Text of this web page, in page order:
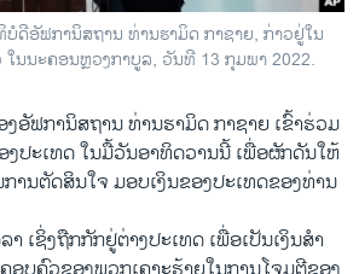
ດີອັຟການິສຖານ ທ່ານຮາມິດ ກາຊາຍ, ກ່າວຢູ່ໃນ
ໃນນະຄອນຫຼວງກາບູລ, ວັນທີ 13 ກຸມພາ 2022.
ອັຟການິສຖານ ທ່ານຮາມິດ ກາຊາຍ ເຂົ້າຮ່ວມ
ປະເທດ ໃນມື້ວັນອາທິດວານນີ້ ເພື່ອຜັກດັນໃຫ້
ານຕັດສິນໃຈ ມອບເງິນຂອງປະເທດຂອງທ່ານ
ເຊິ່ງຖືກກັກຢູ່ຕ່າງປະເທດ ເພື່ອ​ເປັນ​ເງິ​ນ​ສຳ​